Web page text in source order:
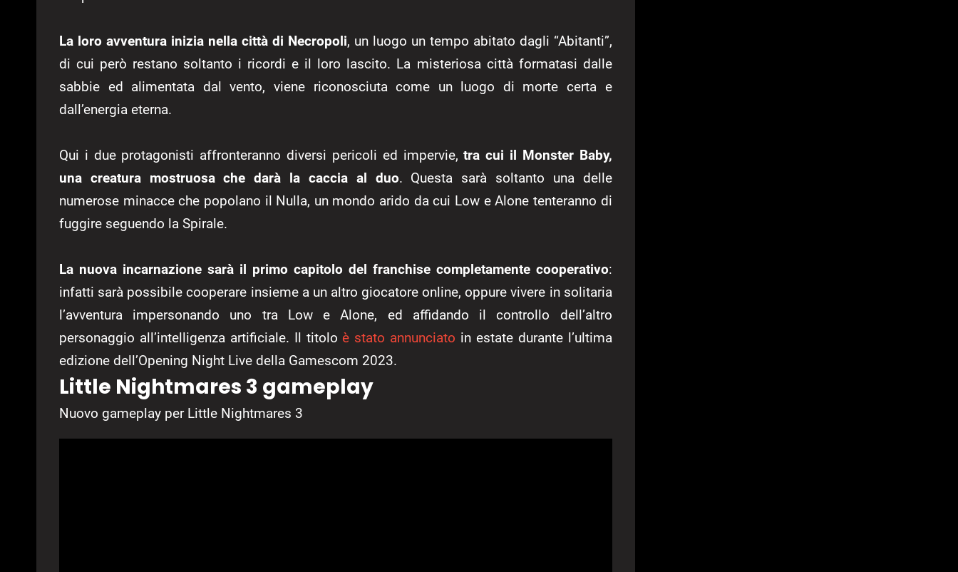
La loro avventura inizia nella città di Necropoli, un luogo un tempo abitato dagli “Abitanti”,
di cui però restano soltanto i ricordi e il loro lascito. La misteriosa città formatasi dalle
sabbie ed alimentata dal vento, viene riconosciuta come un luogo di morte certa e
dall’energia eterna.
Qui i due protagonisti affronteranno diversi pericoli ed impervie,tra cui il Monster Baby,
una creatura mostruosa che darà la caccia al duo. Questa sarà soltanto una delle
numerose minacce che popolano il Nulla, un mondo arido da cui Low e Alone tenteranno di
fuggire seguendo la Spirale.
La nuova incarnazione sarà il primo capitolo del franchise completamente cooperativo:
infatti sarà possibile cooperare insieme a un altro giocatore online, oppure vivere in solitaria
l’avventura impersonando uno tra Low e Alone, ed affidando il controllo dell’altro
personaggio all’intelligenza artificiale. Il titoloè stato annunciato in estate durante l’ultima
edizione dell’Opening Night Live della Gamescom 2023.
Little Nightmares 3 gameplay
Nuovo gameplay per Little Nightmares 3